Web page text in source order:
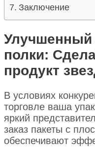
Заключение
полки:
продукт
В условиях
торговле ваша
яркий
заказ пакеты с
обеспечивают